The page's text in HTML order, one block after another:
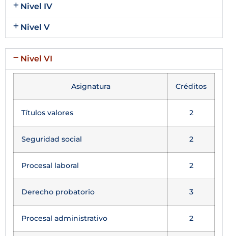
Nivel IV
Nivel V
Nivel VI
Asignatura Créditos
Títulos valores 2
Seguridad social 2
Procesal laboral 2
Derecho probatorio 3
Procesal administrativo 2